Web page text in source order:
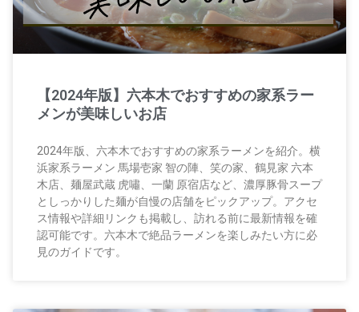
【2024年版】六本木でおすすめの家系ラー
メンが美味しいお店
2024年版、六本木でおすすめの家系ラーメンを紹介。横
浜家系ラーメン 馬場壱家 智の陣、笑の家、鶴見家 六本
木店、麺屋武蔵 虎嘯、一蘭 原宿店など、濃厚豚骨スープ
としっかりした麺が自慢の店舗をピックアップ。アクセ
ス情報や詳細リンクも掲載し、訪れる前に最新情報を確
認可能です。六本木で絶品ラーメンを楽しみたい方に必
見のガイドです。